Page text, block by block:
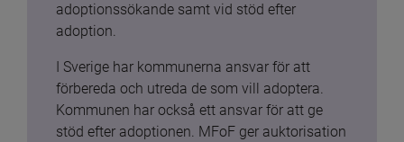
adoptionssökande samt vid stöd efter
adoption.
I Sverige har kommunerna ansvar för att
förbereda och utreda de som vill adoptera.
Kommunen har också ett ansvar för att ge
stöd efter adoptionen. MFoF ger auktorisation